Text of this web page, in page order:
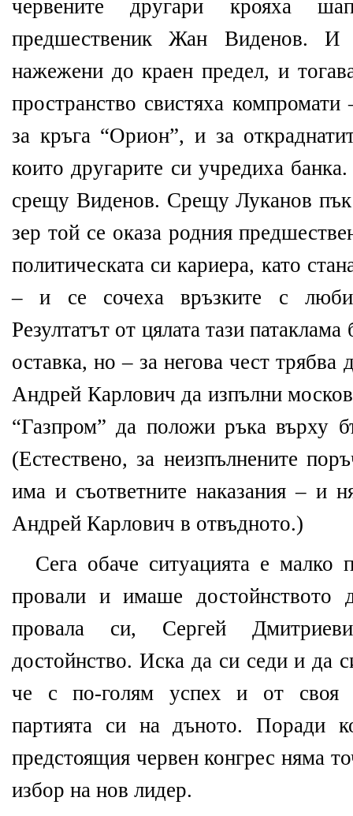
червените другари крояха
предшественик Жан Виденов. И
нажежени до краен предел, и
пространство свистяха
за кръга “Орион”, и за
които другарите си учредиха
срещу Виденов. Срещу Луканов пък
зер той се оказа родния
политическата си кариера, като
– и се сочеха връзките с
Резултатът от цялата тази
оставка, но – за негова чест
Андрей Карлович да изпълни
“Газпром” да положи ръка върху
(Естествено, за неизпълнените
има и съответните наказания – и
Андрей Карлович в отвъдното.)
Сега обаче ситуацията е малко
провали и имаше достойнството
провала си, Сергей
достойнство. Иска да си седи и да
че с по-голям успех и от своя
партията си на дъното. Поради
предстоящия червен конгрес няма
избор на нов лидер.